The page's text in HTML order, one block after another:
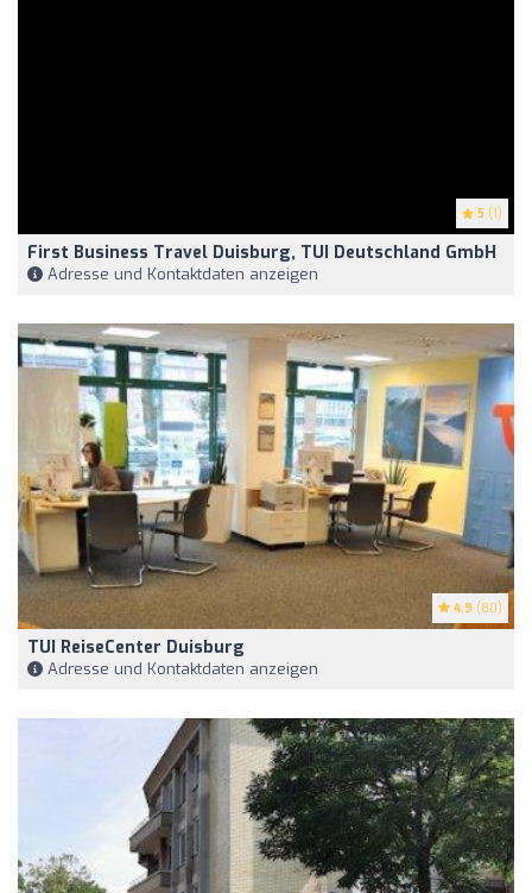
5 (1)
First Business Travel Duisburg, TUI Deutschland GmbH
Adresse und Kontaktdaten anzeigen
4.9 (80)
TUI ReiseCenter Duisburg
Adresse und Kontaktdaten anzeigen